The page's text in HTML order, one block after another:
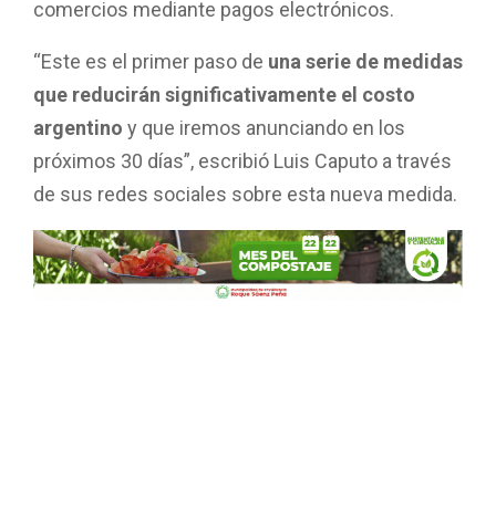
comercios mediante pagos electrónicos.
“Este es el primer paso de una serie de medidas
que reducirán significativamente el costo
argentino y que iremos anunciando en los
próximos 30 días”, escribió Luis Caputo a través
de sus redes sociales sobre esta nueva medida.